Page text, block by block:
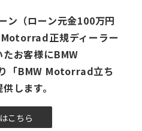
ン（ローン元金100万円
正規ディーラー
お客様にBMW
「BMW Motorrad立ち
します。
こちら